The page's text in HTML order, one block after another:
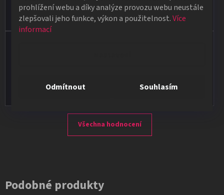
prohlížení webu a díky analýze provozu webu neustále
zlepšovali jeho funkce, výkon a použitelnost.Více
informací
Odmítnout Souhlasím
na školní besídce. Objednávka dorazila po 4 dnech, takže
naprostá spokojenost.
Všechna hodnocení
Podobné produkty